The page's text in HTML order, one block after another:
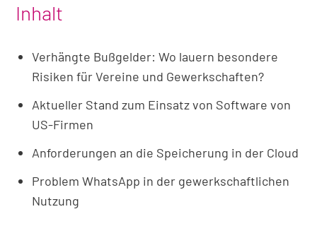
Inhalt
Verhängte Bußgelder: Wo lauern besondere
Risiken für Vereine und Gewerkschaften?
Aktueller Stand zum Einsatz von Software von
US-Firmen
Anforderungen an die Speicherung in der Cloud
Problem WhatsApp in der gewerkschaftlichen
Nutzung